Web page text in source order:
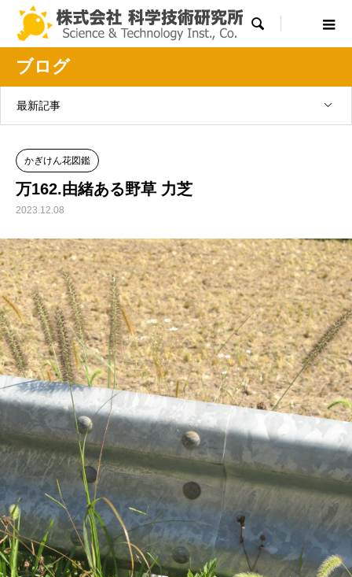

ブログ
最新記事
かぎけん花図鑑
万162.由緒ある野草 力芝
2023.12.08